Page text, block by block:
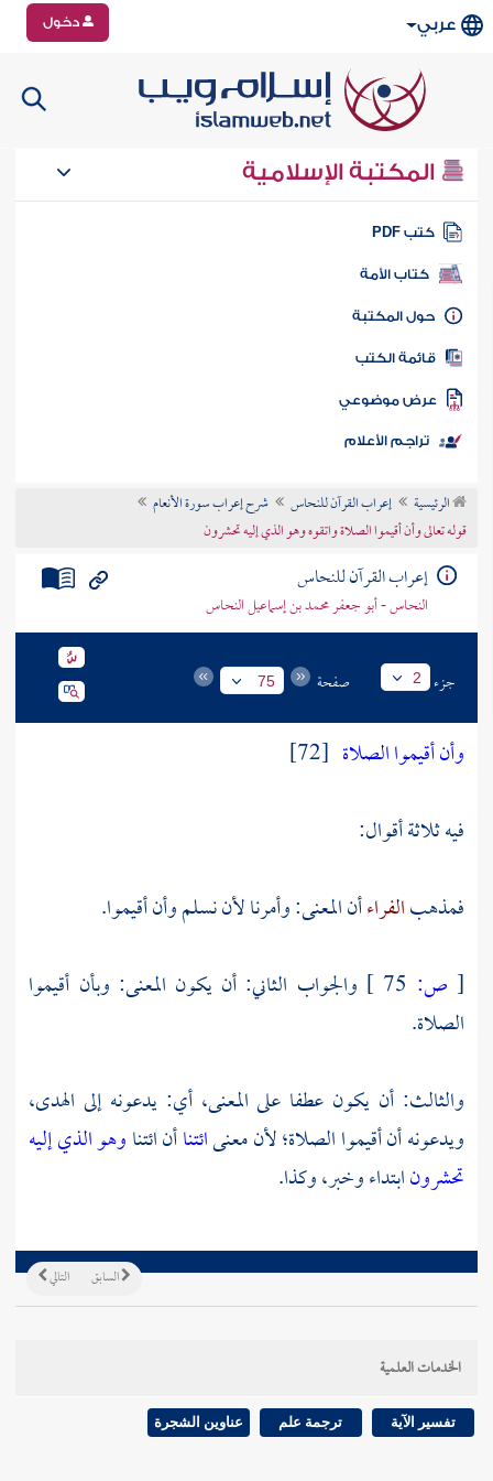
عربي دخول
المكتبة الإسلامية
كتب PDF
كتاب الأمة
المكتبة
الكتب
موضوعي
تراجم الأعلام
الرئيسية إعراب القرآن للنحاس
شرح إعراب سورة الأنعام
قوله تعالى وأن أقيموا الصلاة واتقوه وهو الذي إليه تحشرون
إعراب القرآن للنحاس
النحاس - أبو جعفر محمد بن إسماعيل النحاس
جزء 2 صفحة 75
وأن أقيموا الصلاة [72]
فيه ثلاثة أقوال:
فمذهبالفراءأن المعنى: وأمرنا لأن نسلم وأن أقيموا.
[ ص:
والجواب الثاني: أن يكون المعنى: وبأن أقيموا
الصلاة.
والثالث: أن يكون عطفا على المعنى، أي: يدعونه إلى الهدى،
ويدعونه أن أقيموا الصلاة؛ لأن معنىائتناأن ائتناوهو الذي إليه
تحشرونابتداء وخبر، وكذا.
التالي السابق
الخدمات العلمية
تفسير الآية ترجمة علم عناوين الشجرة